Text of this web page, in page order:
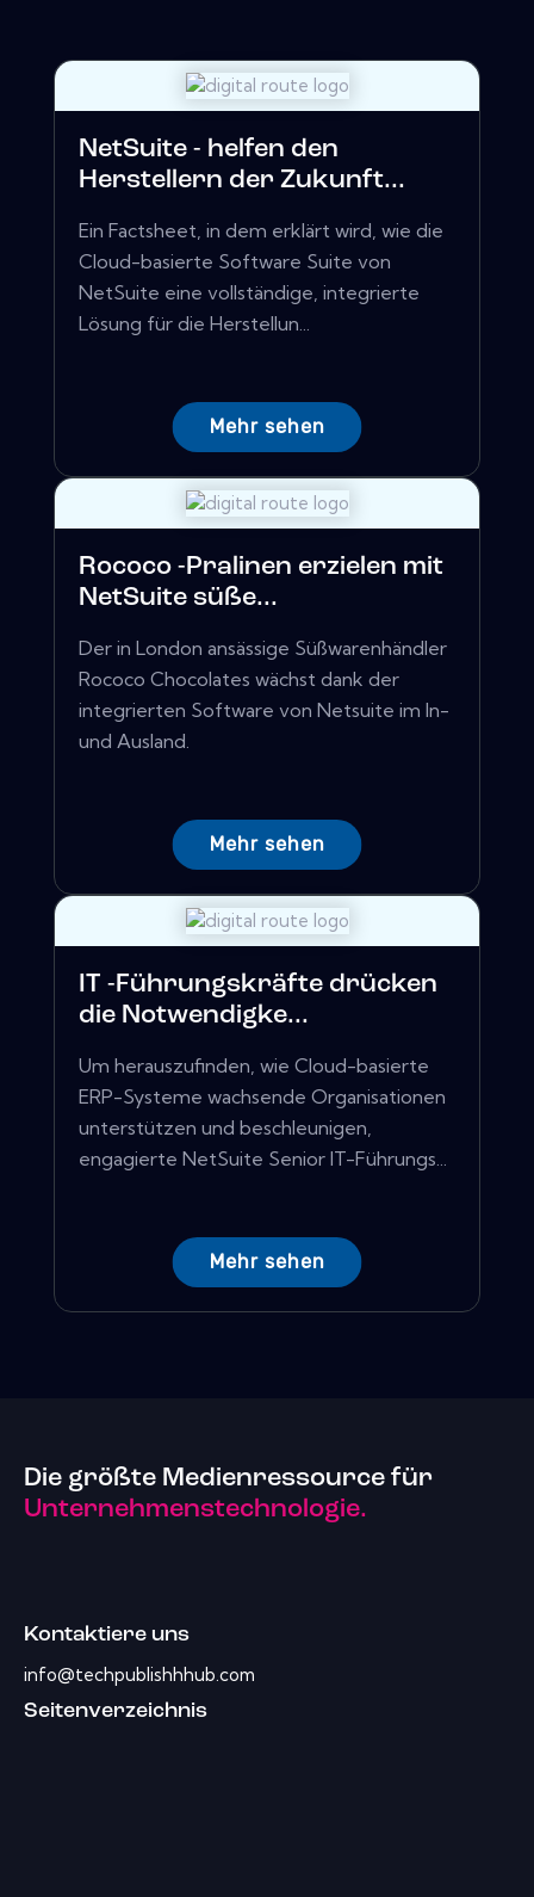
NetSuite - helfen den
Herstellern der Zukunft...
Ein Factsheet, in dem erklärt wird, wie die
Cloud-basierte Software Suite von
NetSuite eine vollständige, integrierte
Lösung für die Herstellun...
Mehr sehen
Rococo -Pralinen erzielen mit
NetSuite süße...
Der in London ansässige Süßwarenhändler
Rococo Chocolates wächst dank der
integrierten Software von Netsuite im In-
und Ausland.
Mehr sehen
IT -Führungskräfte drücken
die Notwendigke...
Um herauszufinden, wie Cloud-basierte
ERP-Systeme wachsende Organisationen
unterstützen und beschleunigen,
engagierte NetSuite Senior IT-Führungs...
Mehr sehen
Die größte Medienressource für
Unternehmenstechnologie.
Kontaktiere uns
info@techpublishhhub.com
Seitenverzeichnis